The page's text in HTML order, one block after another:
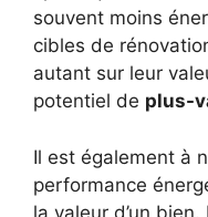
souvent moins
cibles de
autant sur leur
potentiel de plus-
Il est également à
performance
la valeur d’un